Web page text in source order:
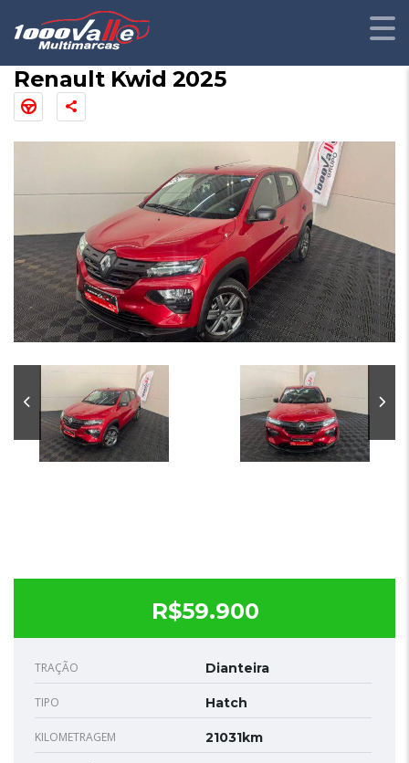
Renault Kwid 2025
R$59.900
TRAÇÃO Dianteira
TIPO Hatch
KILOMETRAGEM 21031km